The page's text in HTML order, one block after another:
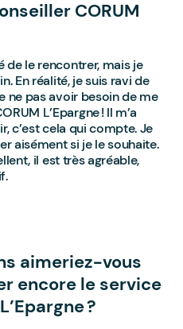
CORUM
de le rencontrer, mais je
En réalité, je suis ravi de
ne pas avoir besoin de me
L’Epargne ! Il m’a
c’est cela qui compte. Je
aisément si je le souhaite.
il est très agréable,
aimeriez-vous
encore le service
?